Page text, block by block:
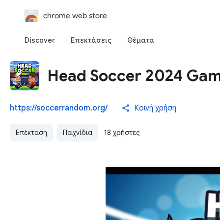
chrome web store
Discover Επεκτάσεις Θέματα
Head Soccer 2024
https://soccerrandom.org/ Κοινή χρήση
Επέκταση Παιχνίδια 18 χρήστες